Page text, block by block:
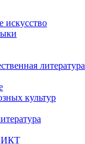
искусство
литература
культур
ИКТ